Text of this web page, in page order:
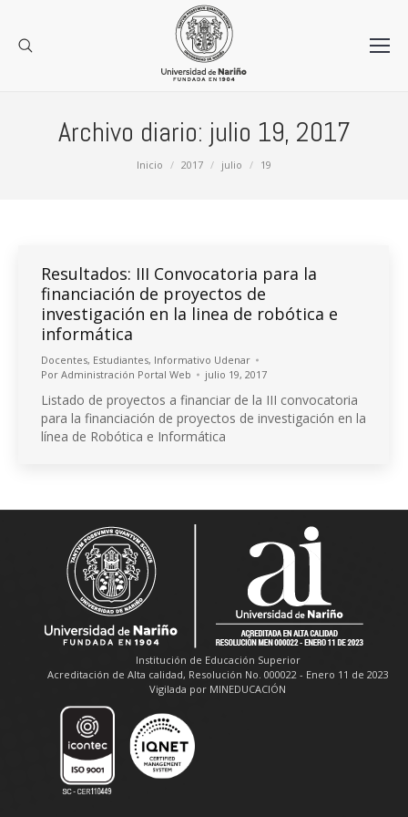
Archivo diario: julio 19, 2017
Inicio 2017 julio 19
Resultados: III Convocatoria para la
financiación de proyectos de
investigación en la linea de robótica e
informática
Docentes, Estudiantes, Informativo Udenar
Por Administración Portal Web julio 19, 2017
Listado de proyectos a financiar de la III convocatoria
para la financiación de proyectos de investigación en la
línea de Robótica e Informática
Institución de Educación Superior
Acreditación de Alta calidad, Resolución No. 000022 - Enero 11 de 2023
Vigilada por MINEDUCACIÓN